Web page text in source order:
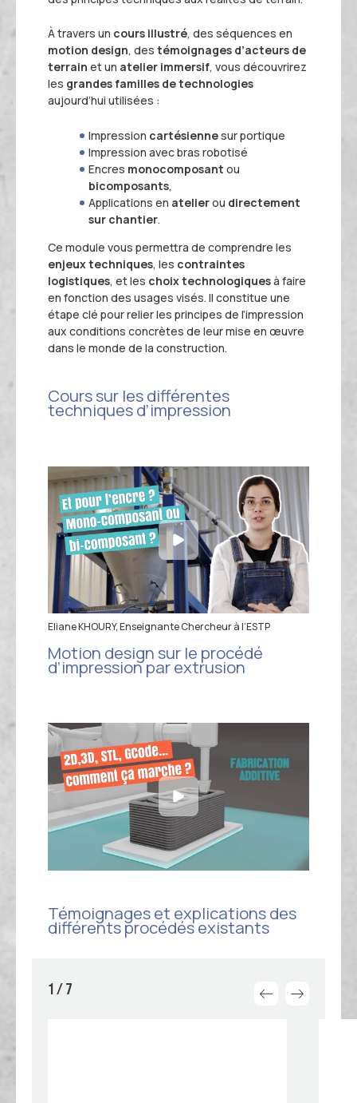
Conférences de professionnels
Publications scientifiques
Proposer mes compétences
Me connecter
À travers un cours illustré, des séquences en
motion design, des témoignages d’acteurs de
terrain et un atelier immersif, vous découvrirez
les grandes familles de technologies
aujourd’hui utilisées :
Impression cartésiennesur portique
Impression avec bras robotisé
Encres monocomposant ou
bicomposants,
Applications en atelierou directement
sur chantier.
Ce module vous permettra de comprendre les
enjeux techniques, les contraintes
logistiques, et les choix technologiquesà faire
en fonction des usages visés. Il constitue une
étape clé pour relier les principes de l’impression
aux conditions concrètes de leur mise en œuvre
dans le monde de la construction.
Cours sur les différentes
techniques d’impression
Eliane KHOURY, Enseignante Chercheur à l’ESTP
Motion design sur le procédé
d’impression par extrusion
Témoignages et explications des
différents procédés existants
1 / 7